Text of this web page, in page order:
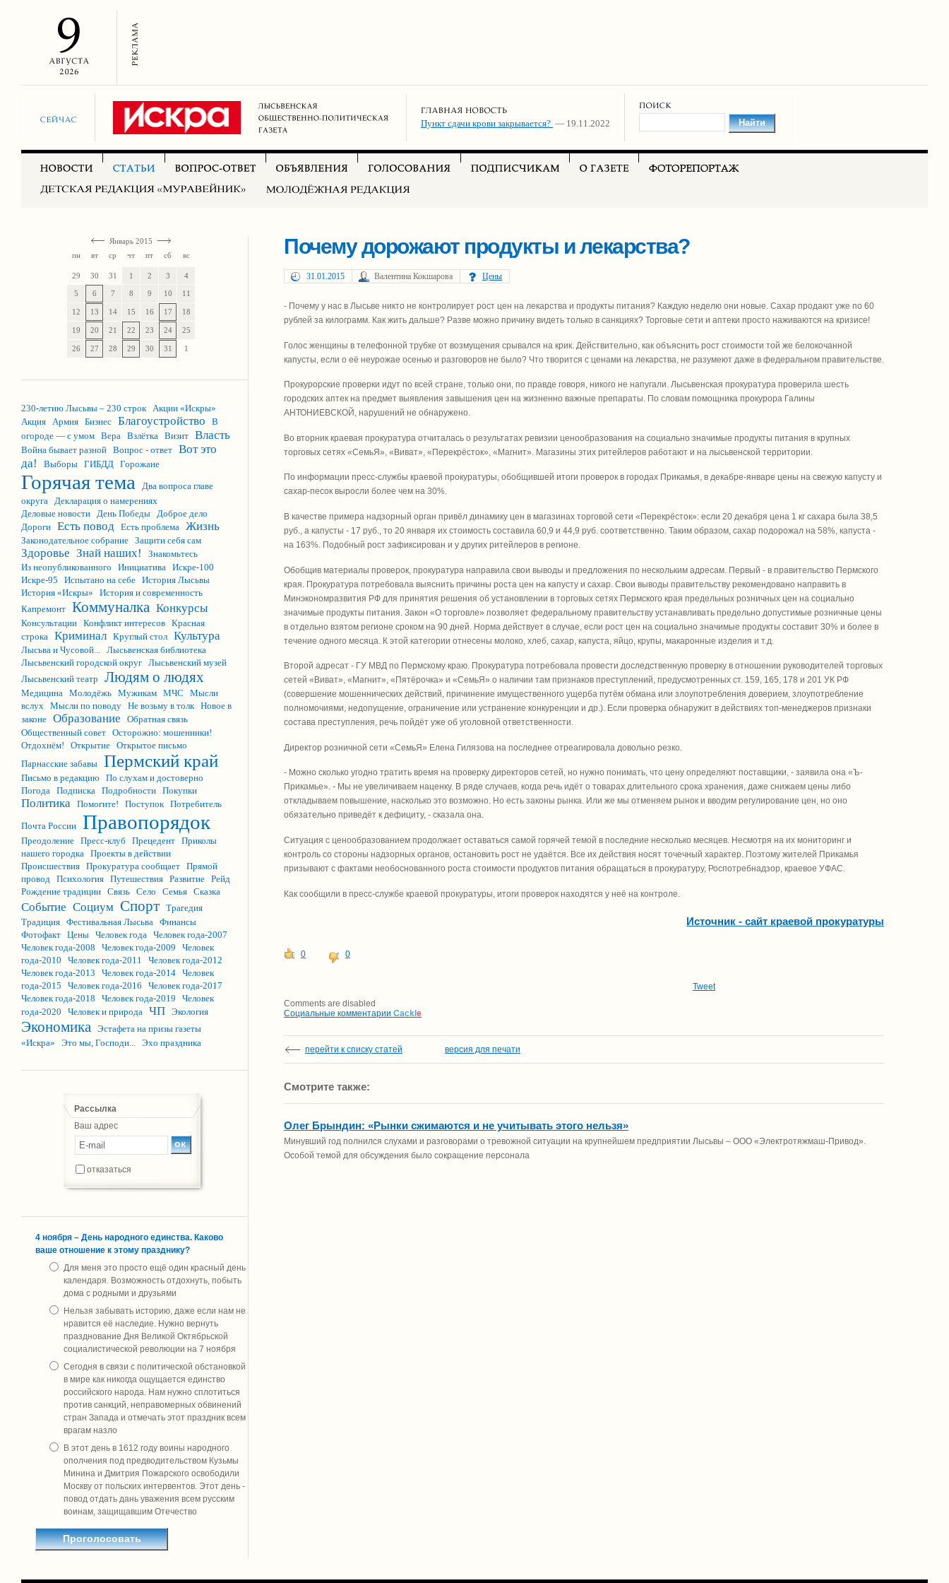
Пункт сдачи крови закрывается? — 19.11.2022
Январь 2015
пн
вт ср чт пт сб вс
29 30 31 1 2 3 4
5 6 7 8 9 10 11
12 13 14 15 16 17 18
19 20 21 22 23 24 25
26 27 28 29 30 31 1
230-летию Лысьвы – 230 строк Акции «Искры»
Акция Армия Бизнес Благоустройство
В
огороде — с умом Вера Взлётка Визит Власть
Война бывает разной Вопрос - ответ Вот это
да!
Выборы ГИБДД Горожане
Горячая тема
Два вопроса главе
округа Декларация о намерениях
Деловые новости День Победы Доброе дело
Дороги Есть повод Есть проблема Жизнь
Законодательное собрание Защити себя сам
Здоровье Знай наших!
Знакомьтесь
Из неопубликованного
Инициатива Искре-100
Искре-95
Испытано на себе История Лысьвы
История «Искры»
История и современность
Капремонт Коммуналка Конкурсы
Консультации Конфликт интересов Красная
строка Криминал Круглый стол Культура
Лысьва и Чусовой... Лысьвенская библиотека
Лысьвенский городской округ Лысьвенский музей
Лысьвенский театр
Людям о людях
Медицина Молодёжь Мужикам МЧС
Мысли
вслух Мысли по поводу Не возьму в толк Новое в
законе Образование
Обратная связь
Общественный совет Осторожно: мошенники!
Отдохнём!
Открытие Открытое письмо
Парнасские забавы Пермский край
Письмо в редакцию По слухам и достоверно
Погода Подписка Подробности Покупки
Политика Помогите! Поступок Потребитель
Почта России Правопорядок
Преодоление Пресс-клуб Прецедент Приколы
нашего городка Проекты в действии
Происшествия Прокуратура сообщает Прямой
провод Психология Путешествия Развитие Рейд
Рождение традиции Связь Село Семья Сказка
Событие Социум Спорт Трагедия
Традиция Фестивальная Лысьва Финансы
Фотофакт Цены Человек года Человек года-2007
Человек года-2008
Человек года-2009
Человек
года-2010
Человек года-2011
Человек года-2012
Человек года-2013
Человек года-2014 Человек
года-2015
Человек года-2016
Человек года-2017
Человек года-2018
Человек года-2019
Человек
года-2020
Человек и природа ЧП Экология
Экономика Эстафета на призы газеты
«Искра»
Это мы, Господи... Эхо праздника
Рассылка
Ваш адрес
отказаться
4 ноября – День народного единства. Каково
ваше отношение к этому празднику?
Для меня это просто ещё один красный день
календаря. Возможность отдохнуть, побыть
дома с родными и друзьями
Нельзя забывать историю, даже если нам не
нравится её наследие. Нужно вернуть
празднование Дня Великой Октябрьской
социалистической революции на 7 ноября
Сегодня в связи с политической обстановкой
в мире как никогда ощущается единство
российского народа. Нам нужно сплотиться
против санкций, неправомерных обвинений
стран Запада и отмечать этот праздник всем
врагам назло
В этот день в 1612 году воины народного
ополчения под предводительством Кузьмы
Минина и Дмитрия Пожарского освободили
Москву от польских интервентов. Этот день -
повод отдать дань уважения всем русским
воинам, защищавшим Отечество
Почему дорожают продукты и лекарства?
31.01.2015 Валентина Кокшарова Цены
- Почему у нас в Лысьве никто не контролирует рост цен на лекарства и продукты питания? Каждую неделю они новые. Сахар продают уже по 60
рублей за килограмм. Как жить дальше? Разве можно причину видеть только в санкциях? Торговые сети и аптеки просто наживаются на кризисе!
Голос женщины в телефонной трубке от возмущения срывался на крик. Действительно, как объяснить рост стоимости той же белокочанной
капусты, если о её неурожае осенью и разговоров не было? Что творится с ценами на лекарства, не разумеют даже в федеральном правительстве.
Прокурорские проверки идут по всей стране, только они, по правде говоря, никого не напугали. Лысьвенская прокуратура проверила шесть
городских аптек на предмет выявления завышения цен на жизненно важные препараты. По словам помощника прокурора Галины
АНТОНИЕВСКОЙ, нарушений не обнаружено.
Во вторник краевая прокуратура отчиталась о результатах ревизии ценообразования на социально значимые продукты питания в крупных
торговых сетях «СемьЯ», «Виват», «Перекрёсток», «Магнит». Магазины этих ритейлеров работают и на лысьвенской территории.
По информации пресс-службы краевой прокуратуры, обобщившей итоги проверок в городах Прикамья, в декабре-январе цены на свежую капусту и
сахар-песок выросли более чем на 30%.
В качестве примера надзорный орган привёл динамику цен в магазинах торговой сети «Перекрёсток»: если 20 декабря цена 1 кг сахара была 38,5
руб., а капусты - 17 руб., то 20 января их стоимость составила 60,9 и 44,9 руб. соответственно. Таким образом, сахар подорожал на 58%, капуста -
на 163%. Подобный рост зафиксирован и у других ритейлеров в регионе.
Обобщив материалы проверок, прокуратура направила свои выводы и предложения по нескольким адресам. Первый - в правительство Пермского
края. Прокуратура потребовала выяснить причины роста цен на капусту и сахар. Свои выводы правительству рекомендовано направить в
Минэкономразвития РФ для принятия решения об установлении в торговых сетях Пермского края предельных розничных цен на социально
значимые продукты питания. Закон «О торговле» позволяет федеральному правительству устанавливать предельно допустимые розничные цены
в отдельно взятом регионе сроком на 90 дней. Норма действует в случае, если рост цен на социально значимые продукты составит 30% и более в
течение одного месяца. К этой категории отнесены молоко, хлеб, сахар, капуста, яйцо, крупы, макаронные изделия и т.д.
Второй адресат - ГУ МВД по Пермскому краю. Прокуратура потребовала провести доследственную проверку в отношении руководителей торговых
сетей «Виват», «Магнит», «Пятёрочка» и «СемьЯ» о наличии там признаков преступлений, предусмотренных ст. 159, 165, 178 и 201 УК РФ
(совершение мошеннических действий, причинение имущественного ущерба путём обмана или злоупотребления доверием, злоупотребление
полномочиями, недопущение, ограничение или устранение конкуренции и др.). Если проверка обнаружит в действиях топ-менеджеров признаки
состава преступления, речь пойдёт уже об уголовной ответственности.
Директор розничной сети «СемьЯ» Елена Гилязова на последнее отреагировала довольно резко.
- Можно сколько угодно тратить время на проверку директоров сетей, но нужно понимать, что цену определяют поставщики, - заявила она «Ъ-
Прикамье». - Мы не увеличиваем наценку. В ряде случаев, когда речь идёт о товарах длительного срока хранения, даже снижаем цены либо
откладываем повышение, насколько это возможно. Но есть законы рынка. Или же мы отменяем рынок и вводим регулирование цен, но оно
обязательно приведёт к дефициту, - сказала она.
Ситуация с ценообразованием продолжает оставаться самой горячей темой в последние несколько месяцев. Несмотря на их мониторинг и
контроль со стороны надзорных органов, остановить рост не удаётся. Все их действия носят точечный характер. Поэтому жителей Прикамья
призывают с фактами необоснованного роста стоимости продуктов питания обращаться в прокуратуру, Роспотребнадзор, краевое УФАС.
Как сообщили в пресс-службе краевой прокуратуры, итоги проверок находятся у неё на контроле.
Источник - сайт краевой прокуратуры
0 0
Tweet
Comments are disabled
Социальные комментарии Cackle
перейти к списку статей версия для печати
Смотрите также:
Олег Брындин: «Рынки сжимаются и не учитывать этого нельзя»
Минувший год полнился слухами и разговорами о тревожной ситуации на крупнейшем предприятии Лысьвы – ООО «Электротяжмаш-Привод».
Особой темой для обсуждения было сокращение персонала